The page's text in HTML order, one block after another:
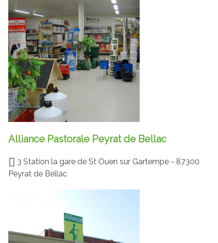
Alliance Pastorale Peyrat de Bellac
3 Station la gare de St Ouen sur Gartempe - 87300
Peyrat de Bellac